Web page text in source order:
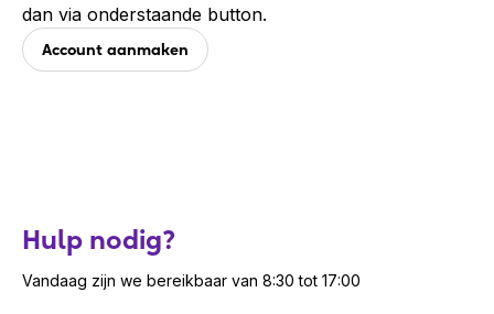
dan via onderstaande button.
Account aanmaken
Hulp nodig?
Vandaag zijn we bereikbaar van 8:30 tot 17:00